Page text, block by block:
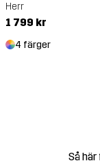
Herr
1 799 kr
4 färger
Så